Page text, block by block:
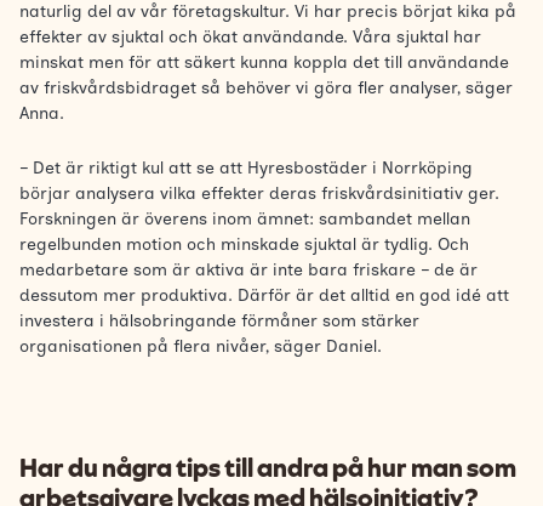
naturlig del av vår företagskultur. Vi har precis börjat kika på
effekter av sjuktal och ökat användande. Våra sjuktal har
minskat men för att säkert kunna koppla det till användande
av friskvårdsbidraget så behöver vi göra fler analyser, säger
Anna.
– Det är riktigt kul att se att Hyresbostäder i Norrköping
börjar analysera vilka effekter deras friskvårdsinitiativ ger.
Forskningen är överens inom ämnet: sambandet mellan
regelbunden motion och minskade sjuktal är tydlig. Och
medarbetare som är aktiva är inte bara friskare – de är
dessutom mer produktiva. Därför är det alltid en god idé att
investera i hälsobringande förmåner som stärker
organisationen på flera nivåer, säger Daniel.
Har du några tips till andra på hur man som
arbetsgivare lyckas med hälsoinitiativ?